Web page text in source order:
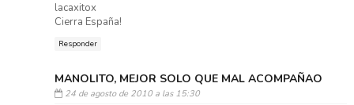
lacaxitox
Cierra España!
Responder
MANOLITO, MEJOR SOLO QUE MAL ACOMPAÑAO
24 de agosto de 2010 a las 15:30